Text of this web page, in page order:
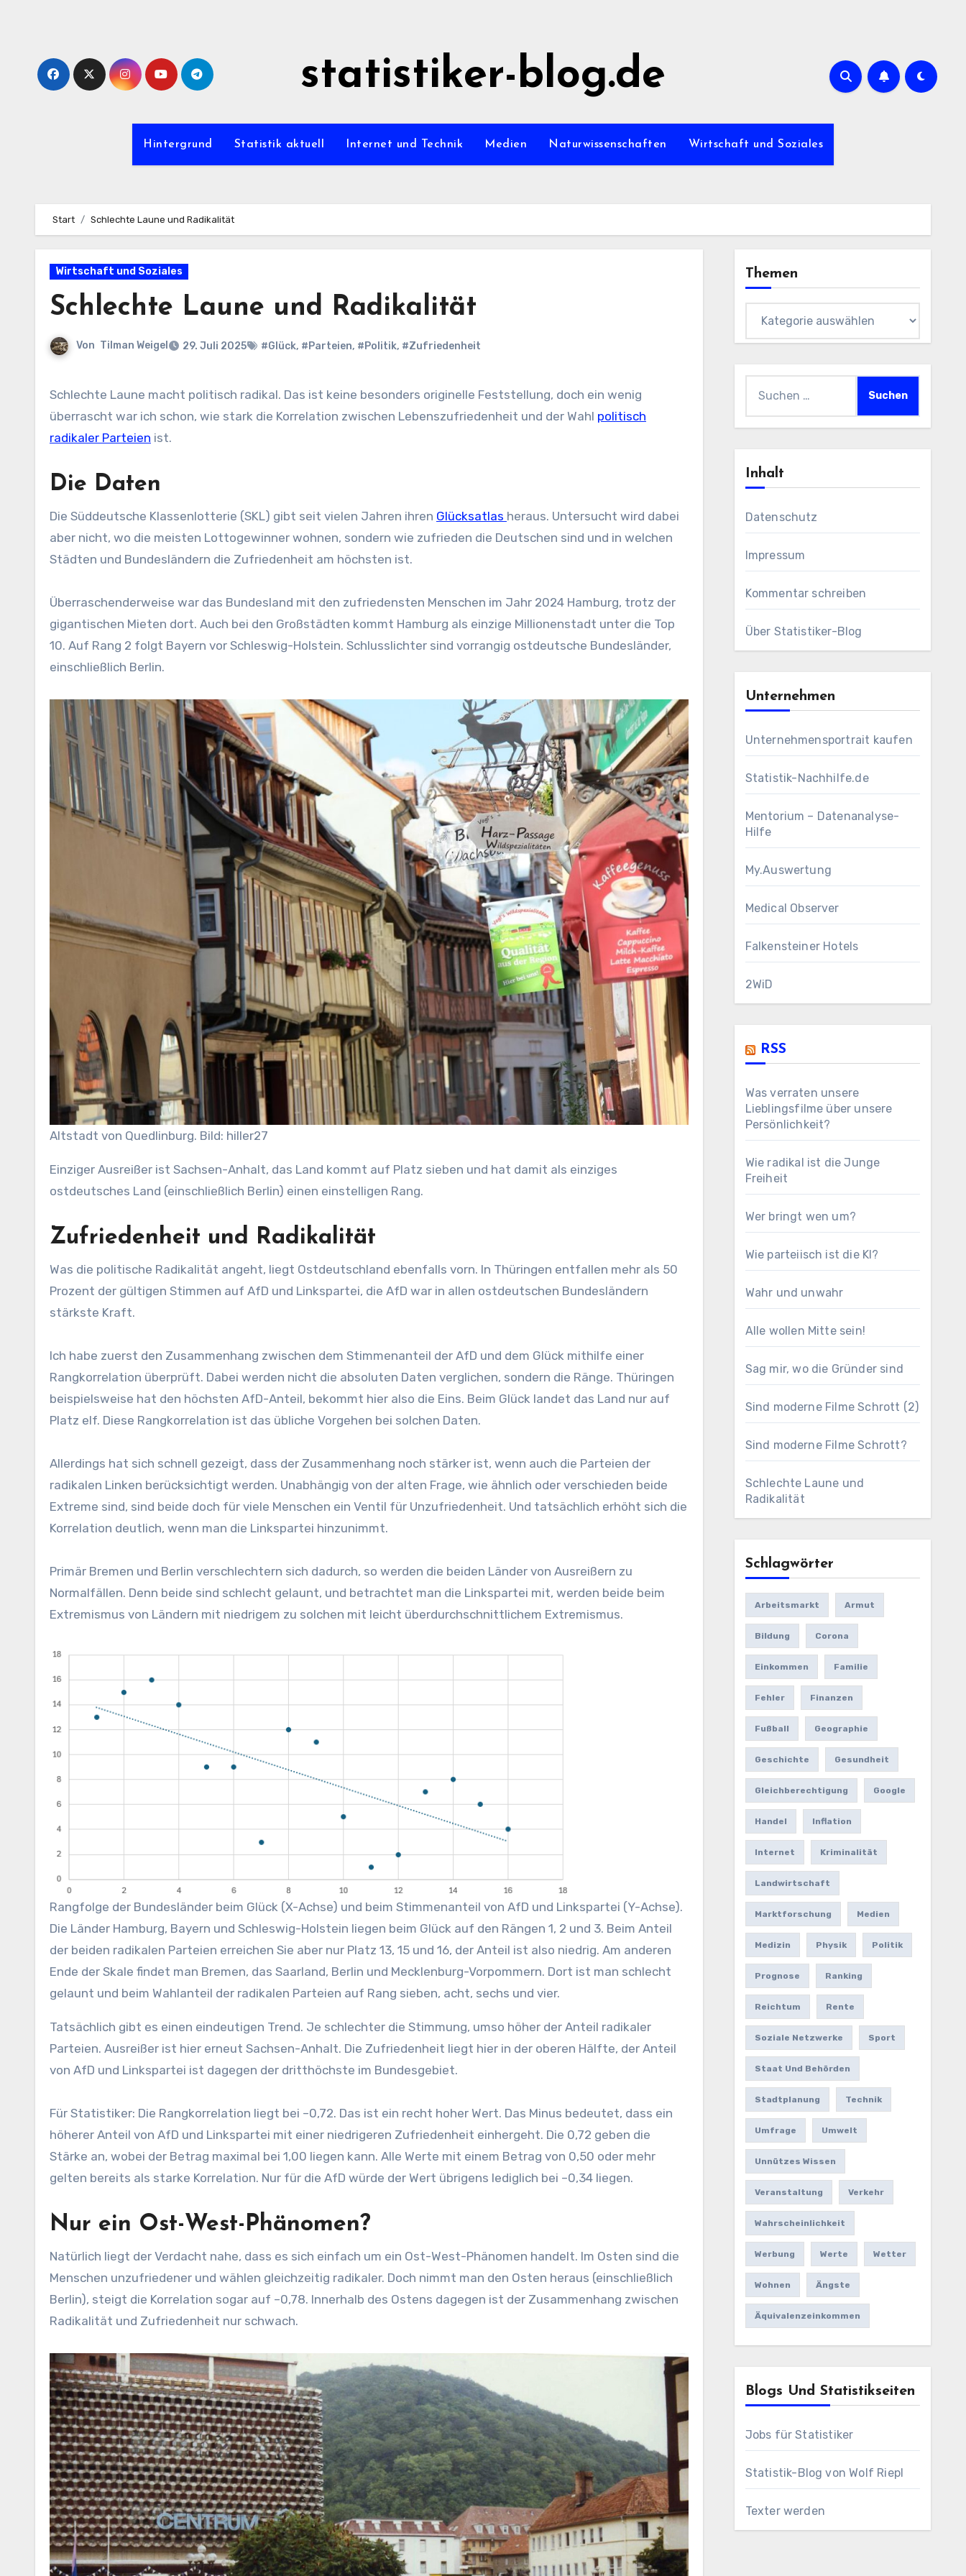
statistiker-blog.de
Hintergrund Statistik aktuell Internet und Technik Medien Naturwissenschaften Wirtschaft und Soziales
Start Schlechte Laune und Radikalität
Wirtschaft und Soziales
Schlechte Laune und Radikalität
Von Tilman Weigel 29. Juli 2025 #Glück, #Parteien, #Politik, #Zufriedenheit
Schlechte Laune macht politisch radikal. Das ist keine besonders originelle Feststellung, doch ein wenig
überrascht war ich schon, wie stark die Korrelation zwischen Lebenszufriedenheit und der Wahl politisch
radikaler Parteien ist.
Die Daten
Die Süddeutsche Klassenlotterie (SKL) gibt seit vielen Jahren ihren Glücksatlas heraus. Untersucht wird dabei
aber nicht, wo die meisten Lottogewinner wohnen, sondern wie zufrieden die Deutschen sind und in welchen
Städten und Bundesländern die Zufriedenheit am höchsten ist.
Überraschenderweise war das Bundesland mit den zufriedensten Menschen im Jahr 2024 Hamburg, trotz der
gigantischen Mieten dort. Auch bei den Großstädten kommt Hamburg als einzige Millionenstadt unter die Top
10. Auf Rang 2 folgt Bayern vor Schleswig-Holstein. Schlusslichter sind vorrangig ostdeutsche Bundesländer,
einschließlich Berlin.
Altstadt von Quedlinburg. Bild: hiller27
Einziger Ausreißer ist Sachsen-Anhalt, das Land kommt auf Platz sieben und hat damit als einziges
ostdeutsches Land (einschließlich Berlin) einen einstelligen Rang.
Zufriedenheit und Radikalität
Was die politische Radikalität angeht, liegt Ostdeutschland ebenfalls vorn. In Thüringen entfallen mehr als 50
Prozent der gültigen Stimmen auf AfD und Linkspartei, die AfD war in allen ostdeutschen Bundesländern
stärkste Kraft.
Ich habe zuerst den Zusammenhang zwischen dem Stimmenanteil der AfD und dem Glück mithilfe einer
Rangkorrelation überprüft. Dabei werden nicht die absoluten Daten verglichen, sondern die Ränge. Thüringen
beispielsweise hat den höchsten AfD-Anteil, bekommt hier also die Eins. Beim Glück landet das Land nur auf
Platz elf. Diese Rangkorrelation ist das übliche Vorgehen bei solchen Daten.
Allerdings hat sich schnell gezeigt, dass der Zusammenhang noch stärker ist, wenn auch die Parteien der
radikalen Linken berücksichtigt werden. Unabhängig von der alten Frage, wie ähnlich oder verschieden beide
Extreme sind, sind beide doch für viele Menschen ein Ventil für Unzufriedenheit. Und tatsächlich erhöht sich die
Korrelation deutlich, wenn man die Linkspartei hinzunimmt.
Primär Bremen und Berlin verschlechtern sich dadurch, so werden die beiden Länder von Ausreißern zu
Normalfällen. Denn beide sind schlecht gelaunt, und betrachtet man die Linkspartei mit, werden beide beim
Extremismus von Ländern mit niedrigem zu solchen mit leicht überdurchschnittlichem Extremismus.
Rangfolge der Bundesländer beim Glück (X-Achse) und beim Stimmenanteil von AfD und Linkspartei (Y-Achse).
Die Länder Hamburg, Bayern und Schleswig-Holstein liegen beim Glück auf den Rängen 1, 2 und 3. Beim Anteil
der beiden radikalen Parteien erreichen Sie aber nur Platz 13, 15 und 16, der Anteil ist also niedrig. Am anderen
Ende der Skale findet man Bremen, das Saarland, Berlin und Mecklenburg-Vorpommern. Dort ist man schlecht
gelaunt und beim Wahlanteil der radikalen Parteien auf Rang sieben, acht, sechs und vier.
Tatsächlich gibt es einen eindeutigen Trend. Je schlechter die Stimmung, umso höher der Anteil radikaler
Parteien. Ausreißer ist hier erneut Sachsen-Anhalt. Die Zufriedenheit liegt hier in der oberen Hälfte, der Anteil
von AfD und Linkspartei ist dagegen der dritthöchste im Bundesgebiet.
Für Statistiker: Die Rangkorrelation liegt bei –0,72. Das ist ein recht hoher Wert. Das Minus bedeutet, dass ein
höherer Anteil von AfD und Linkspartei mit einer niedrigeren Zufriedenheit einhergeht. Die 0,72 geben die
Stärke an, wobei der Betrag maximal bei 1,00 liegen kann. Alle Werte mit einem Betrag von 0,50 oder mehr
gelten bereits als starke Korrelation. Nur für die AfD würde der Wert übrigens lediglich bei –0,34 liegen.
Nur ein Ost-West-Phänomen?
Natürlich liegt der Verdacht nahe, dass es sich einfach um ein Ost-West-Phänomen handelt. Im Osten sind die
Menschen unzufriedener und wählen gleichzeitig radikaler. Doch nimmt man den Osten heraus (einschließlich
Berlin), steigt die Korrelation sogar auf –0,78. Innerhalb des Ostens dagegen ist der Zusammenhang zwischen
Radikalität und Zufriedenheit nur schwach.
Themen
nach:
Inhalt
Datenschutz
Impressum
Kommentar schreiben
Über Statistiker-Blog
Unternehmen
Unternehmensportrait kaufen
Statistik-Nachhilfe.de
Mentorium – Datenanalyse-
Hilfe
My.Auswertung
Medical Observer
Falkensteiner Hotels
2WiD
RSS
Was verraten unsere
Lieblingsfilme über unsere
Persönlichkeit?
Wie radikal ist die Junge
Freiheit
Wer bringt wen um?
Wie parteiisch ist die KI?
Wahr und unwahr
Alle wollen Mitte sein!
Sag mir, wo die Gründer sind
Sind moderne Filme Schrott (2)
Sind moderne Filme Schrott?
Schlechte Laune und
Radikalität
Schlagwörter
Arbeitsmarkt Armut
Bildung Corona
Einkommen Familie
Fehler Finanzen
Fußball Geographie
Geschichte Gesundheit
Gleichberechtigung Google
Handel Inflation
Internet Kriminalität
Landwirtschaft
Marktforschung Medien
Medizin Physik Politik
Prognose Ranking
Reichtum Rente
Soziale Netzwerke Sport
Staat Und Behörden
Stadtplanung Technik
Umfrage Umwelt
Unnützes Wissen
Veranstaltung Verkehr
Wahrscheinlichkeit
Werbung Werte Wetter
Wohnen Ängste
Äquivalenzeinkommen
Blogs Und Statistikseiten
Jobs für Statistiker
Statistik-Blog von Wolf Riepl
Texter werden